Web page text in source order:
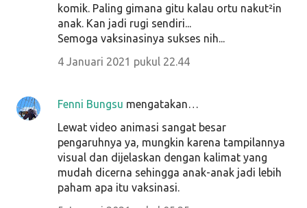
komik. Paling gimana gitu kalau ortu nakut²in
anak. Kan jadi rugi sendiri...
Semoga vaksinasinya sukses nih...
4 Januari 2021 pukul 22.44
Fenni Bungsu mengatakan…
Lewat video animasi sangat besar
pengaruhnya ya, mungkin karena tampilannya
visual dan dijelaskan dengan kalimat yang
mudah dicerna sehingga anak-anak jadi lebih
paham apa itu vaksinasi.